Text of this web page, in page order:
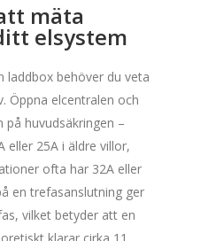
mäta
elsystem
laddbox behöver du veta
Öppna elcentralen och
huvudsäkringen –
eller 25A i äldre villor,
ofta har 32A eller
en trefasanslutning ger
vilket betyder att en